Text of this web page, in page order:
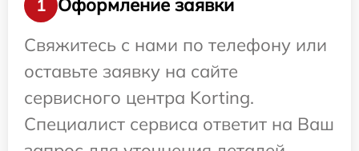
1
Оформление заявки
Свяжитесь с нами по телефону или
оставьте заявку на сайте
сервисного центра Korting.
Специалист сервиса ответит на Ваш